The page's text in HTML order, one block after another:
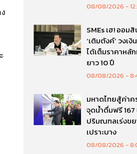
08/08/2026
SMEs เฮ! ออม
‘เติมตังค์’ วงเ
ได้เต็มราคาหลั
ยาว 10 ปี
08/08/2026
มหาดไทยสู้ค่า
จุดน้ำดื่มฟรี
ปริมณฑลเร่งข
เปราะบาง
08/08/2026